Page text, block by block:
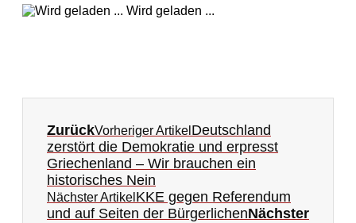
Wird geladen ...
ZurückVorheriger Artikel Deutschland
zerstört die Demokratie und erpresst
Griechenland – Wir brauchen ein
historisches Nein
Nächster Artikel KKE gegen Referendum
und auf Seiten der BürgerlichenNächster